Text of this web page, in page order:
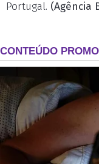
Portugal. (Agência